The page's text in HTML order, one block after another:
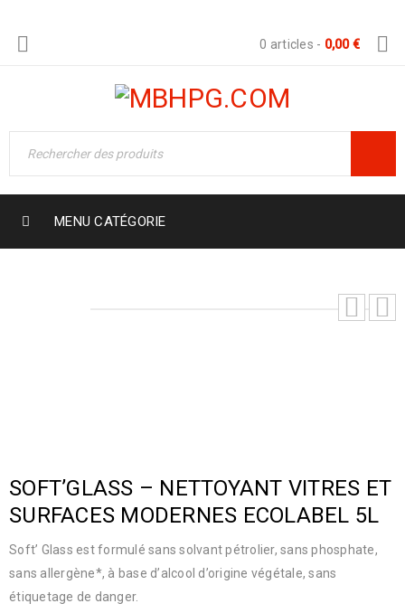
0 articles - 0,00€
MENU CATÉGORIE
SOFT’GLASS – NETTOYANT VITRES ET
SURFACES MODERNES ECOLABEL 5L
Soft’ Glass est formulé sans solvant pétrolier, sans phosphate,
sans allergène*, à base d’alcool d’origine végétale, sans
étiquetage de danger.